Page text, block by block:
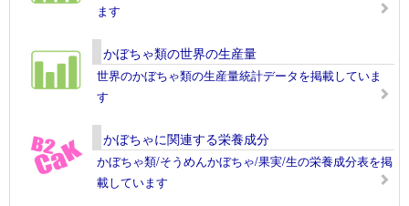
ます
かぼちゃ類の世界の生産量
世界のかぼちゃ類の生産量統計データを掲載していま
す
かぼちゃに関連する栄養成分
かぼちゃ類/そうめんかぼちゃ/果実/生の栄養成分表を掲
載しています